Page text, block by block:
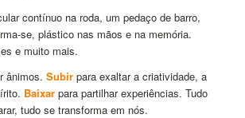
contínuo na roda, um pedaço de barro,
se, plástico nas mãos e na memória.
e muito mais.
ânimos. Subirpara exaltar a criatividade, a
Baixar para partilhar experiências. Tudo
tudo se transforma em nós.